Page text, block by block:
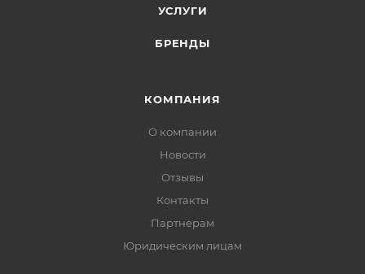
УСЛУГИ
БРЕНДЫ
КОМПАНИЯ
О компании
Новости
Отзывы
Контакты
Партнерам
Юридическим лицам